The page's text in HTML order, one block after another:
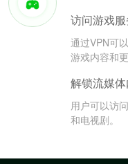
访问游戏
通过VPN可
游戏内容和
解锁流媒
用户可以访
和电视剧。